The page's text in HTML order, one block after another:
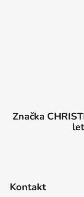
Značka
Kontakt